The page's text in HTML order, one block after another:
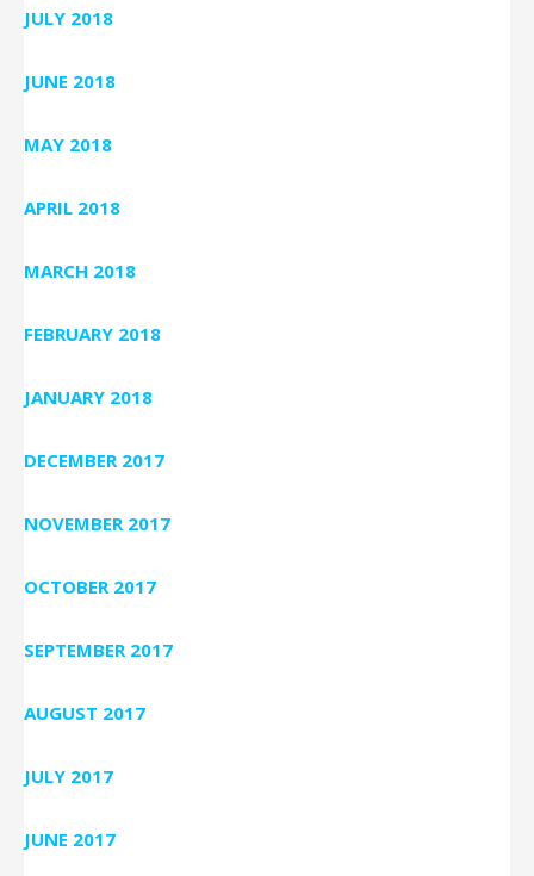
JULY 2018
JUNE 2018
MAY 2018
APRIL 2018
MARCH 2018
FEBRUARY 2018
JANUARY 2018
DECEMBER 2017
NOVEMBER 2017
OCTOBER 2017
SEPTEMBER 2017
AUGUST 2017
JULY 2017
JUNE 2017